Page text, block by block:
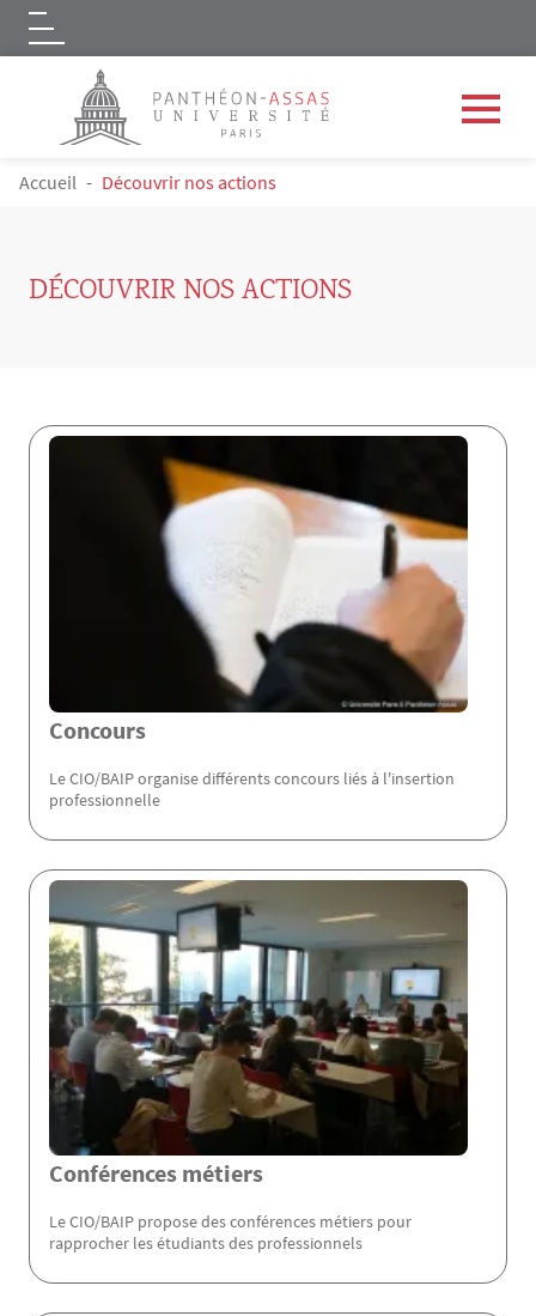
Aller au contenu principal
Logo
FIL D'ARIANE
Accueil Découvrir nos actions
DÉCOUVRIR NOS ACTIONS
Contenu
Concours
Le CIO/BAIP organise différents concours liés à l'insertion
professionnelle
Conférences métiers
Le CIO/BAIP propose des conférences métiers pour
rapprocher les étudiants des professionnels